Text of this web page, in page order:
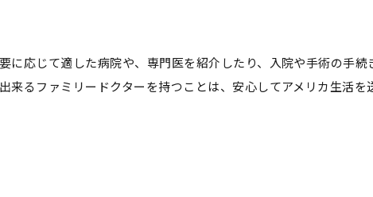
応じて適した病院や、専門医を紹介したり、入院や手術の手続
るファミリードクターを持つことは、安心してアメリカ生活を